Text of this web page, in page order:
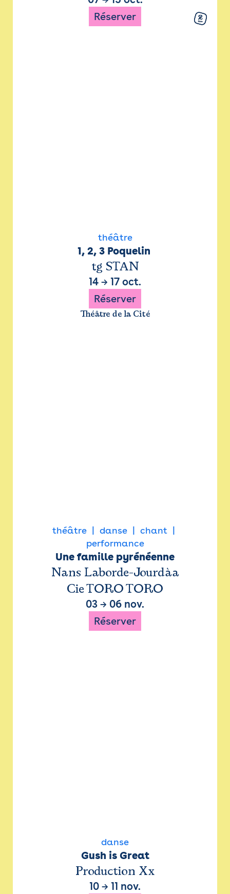
Réserver
théâtre
1, 2, 3 Poquelin
tg STAN
14 → 17 oct.
Réserver
Théâtre de la Cité
théâtre danse
chant
performance
Une famille pyrénéenne
Nans Laborde-Jourdàa
Cie TORO TORO
03 → 06 nov.
Réserver
danse
Gush is Great
Production Xx
10 → 11 nov.